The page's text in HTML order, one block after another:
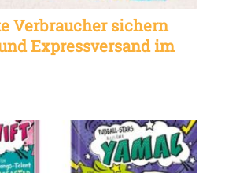
Verbraucher sichern
Expressversand im